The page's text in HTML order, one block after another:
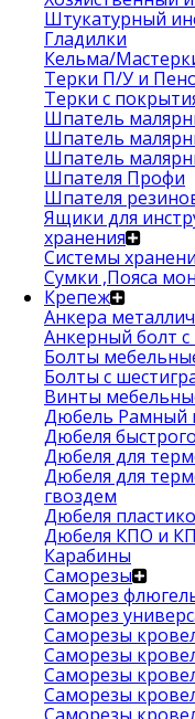
Штукатурный
Гладилки
Кельма/
Терки П/У и
Терки с
Шпатель
Шпатель
Шпатель
Шпателя Профи
Шпателя
Ящики для
хранения
Системы
Сумки ,Пояса
Крепеж
Анкера
Анкерный болт
Болты
Болты с
Винты
Дюбель Рамный
Дюбеля
Дюбеля для
Дюбеля для
гвоздем
Дюбеля
Дюбеля КПО и
Карабины
Саморезы
Саморез
Саморез
Саморезы
Саморезы
Саморезы
Саморезы